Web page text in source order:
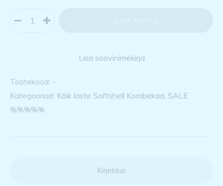
Lisa soovinimekirja
Tootekood: -
Kategooriad: Kõik laste Softshell Kombekad, SALE
%%%%%
Kirjeldus